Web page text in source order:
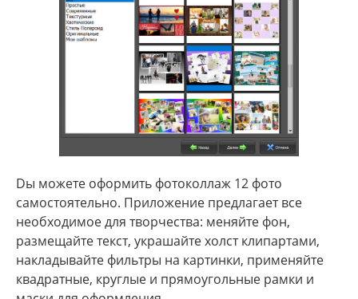
Dы можете оформить фотоколлаж 12 фото
самостоятельно. Приложение предлагает все
необходимое для творчества: меняйте фон,
размещайте текст, украшайте холст клипартами,
накладывайте фильтры на картинки, применяйте
квадратные, круглые и прямоугольные рамки и